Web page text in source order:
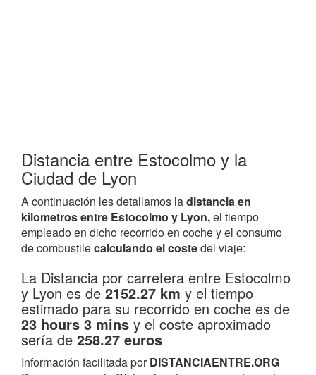
Distancia entre Estocolmo y la
Ciudad de Lyon
A continuación les detallamos ladistancia en
kilometros entre Estocolmo y Lyon,el tiempo
empleado en dicho recorrido en coche y el consumo
de combustilecalculando el costedel viaje:
La Distancia por carretera entre Estocolmo
y Lyon es de2152.27 km y el tiempo
estimado para su recorrido en coche es de
23 hours 3 mins y el coste aproximado
sería de 258.27 euros
Información facilitada porDISTANCIAENTRE.ORG